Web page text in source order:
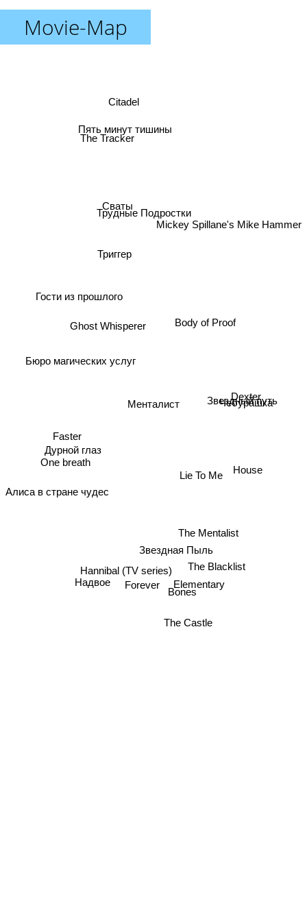
Movie-Map
Менталист
Lie To Me
Трудные Подростки
The Mentalist
Бюро магических услуг
Elementary
Сваты
Звездная Пыль
Forever
Body of Proof
Ghost Whisperer
Hannibal (TV series)
The Castle
Bones
The Blacklist
Dexter
Гости из прошлого
Faster
Дурной глаз
Чебурашка
Звездный путь
Пять минут тишины
Алиса в стране чудес
One breath
House
Надвое
Mickey Spillane's Mike Hammer
Citadel
The Tracker